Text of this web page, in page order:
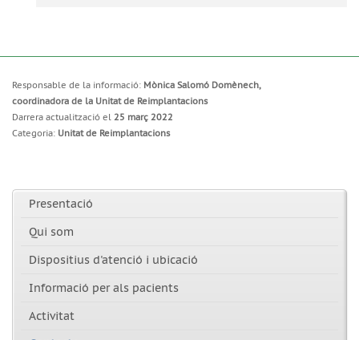
Responsable de la informació: Mònica Salomó Domènech,
coordinadora de la Unitat de Reimplantacions
Darrera actualització el 25 març 2022
Categoria: Unitat de Reimplantacions
Presentació
Qui som
Dispositius d'atenció i ubicació
Informació per als pacients
Activitat